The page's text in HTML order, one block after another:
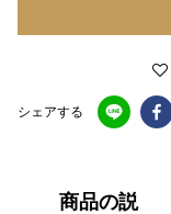
シェアする
商品の説